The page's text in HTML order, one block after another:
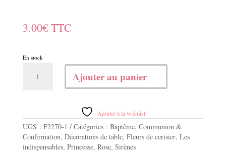
3.00€ TTC
En stock
diamant
rose
Ajouter au panier
Ajouter à la wishlist
UGS : F2270-1 Catégories : Baptême, Communion &
Confirmation, Décorations de table, Fleurs de cerisier, Les
indispensables, Princesse, Rose, Sirènes